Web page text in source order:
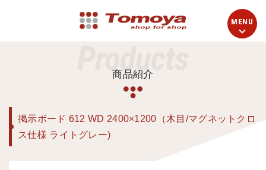
Products
商品紹介
掲示ボード 612 WD 2400×1200（木目/マグネットクロ
ス仕様 ライトグレー)